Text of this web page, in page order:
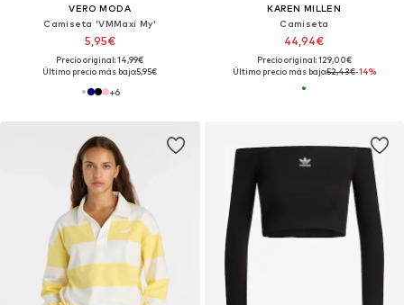
VERO MODA
Camiseta 'VMMaxi My'
5,95€
Precio original: 14,99€
Último precio más bajo:5,95€
+6
KAREN MILLEN
Camiseta
44,94€
Precio original: 129,00€
Último precio más bajo:52,43€-14%